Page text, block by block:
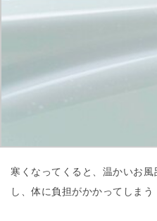
寒くなってくると、温かいお
し、体に負担がかかってしま